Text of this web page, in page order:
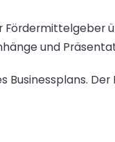
Fördermittelgeber
und
Der